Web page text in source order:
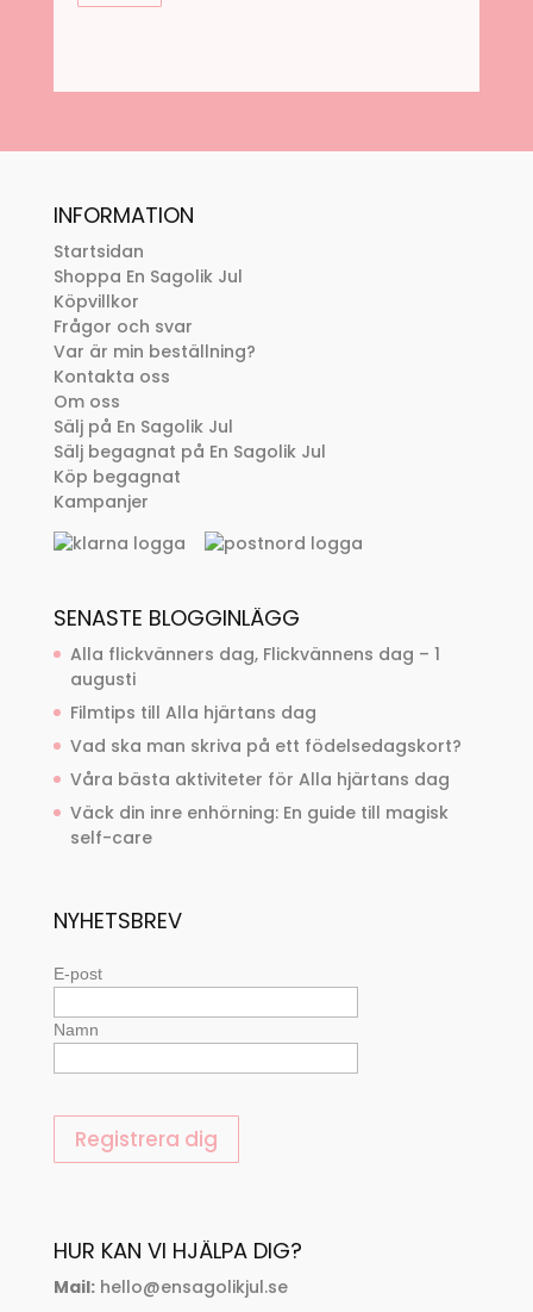
INFORMATION
Startsidan
Shoppa En Sagolik Jul
Köpvillkor
Frågor och svar
Var är min beställning?
Kontakta oss
Om oss
Sälj på En Sagolik Jul
Sälj begagnat på En Sagolik Jul
Köp begagnat
Kampanjer
SENASTE BLOGGINLÄGG
Alla flickvänners dag, Flickvännens dag – 1
augusti
Filmtips till Alla hjärtans dag
Vad ska man skriva på ett födelsedagskort?
Våra bästa aktiviteter för Alla hjärtans dag
Väck din inre enhörning: En guide till magisk
self-care
NYHETSBREV
E-post
Namn
HUR KAN VI HJÄLPA DIG?
Mail:hello@ensagolikjul.se